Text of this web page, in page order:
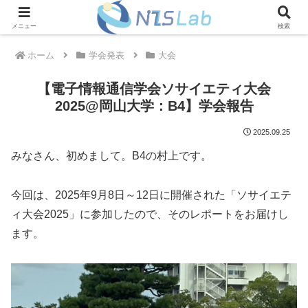
ホーム 学会発表 大会
【電子情報通信学会ソサイエティ大会
2025@岡山大学：B4】学会報告
2025.09.25
みなさん、初めまして。B4の村上です。
今回は、2025年9月8日～12日に開催された「ソサイエテ
ィ大会2025」に参加したので、そのレポートをお届けし
ます。
メニュー 検索